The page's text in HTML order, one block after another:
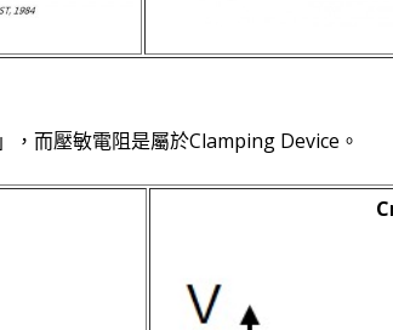
」，而壓敏電阻是屬於Clamping Device。